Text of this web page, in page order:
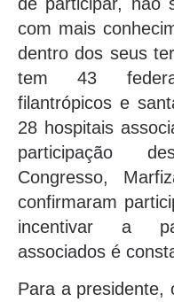
com mais
dentro dos seus
tem 43
filantrópicos e
28 hospitais
participação
Congresso,
confirmaram
incentivar a
associados é
Para a presidente,